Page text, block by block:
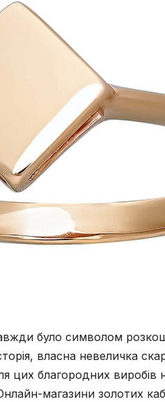
було символом розкоші
власна невеличка
цих благородних виробів
магазини золотих